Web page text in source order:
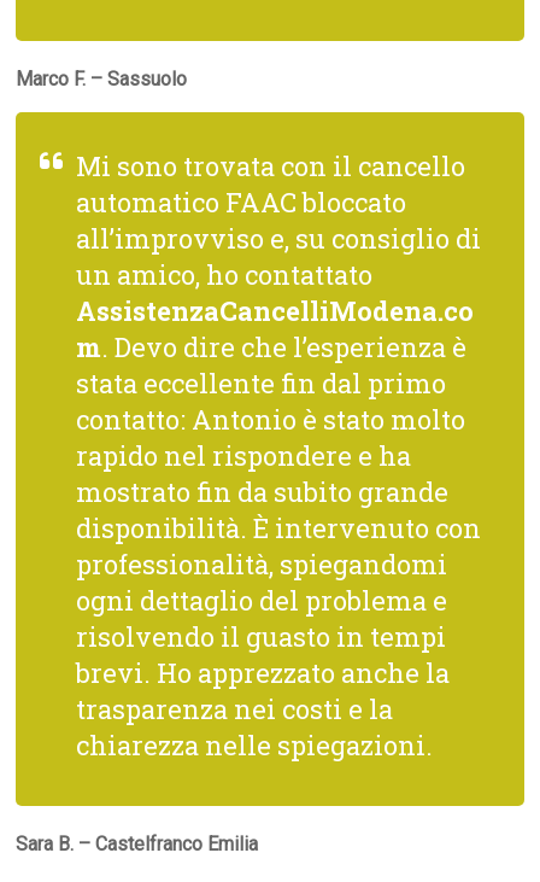
Marco F. – Sassuolo
Mi sono trovata con il cancello
automatico FAAC bloccato
all’improvviso e, su consiglio di
un amico, ho contattato
AssistenzaCancelliModena.co
m. Devo dire che l’esperienza è
stata eccellente fin dal primo
contatto: Antonio è stato molto
rapido nel rispondere e ha
mostrato fin da subito grande
disponibilità. È intervenuto con
professionalità, spiegandomi
ogni dettaglio del problema e
risolvendo il guasto in tempi
brevi. Ho apprezzato anche la
trasparenza nei costi e la
chiarezza nelle spiegazioni.
Sara B. – Castelfranco Emilia